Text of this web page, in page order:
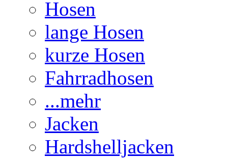
Hosen
lange Hosen
kurze Hosen
Fahrradhosen
...mehr
Jacken
Hardshelljacken